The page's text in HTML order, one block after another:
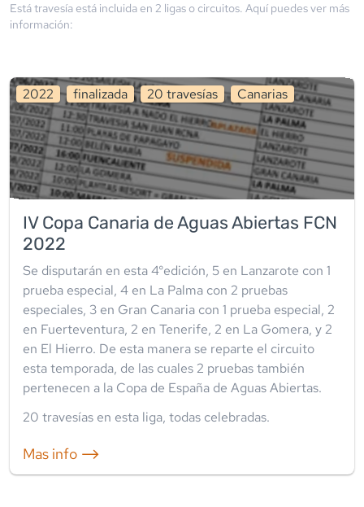
Está travesía está incluida en 2 ligas o circuitos. Aquí puedes ver más
información:
2022 finalizada 20 travesías Canarias
IV Copa Canaria de Aguas Abiertas FCN
2022
Se disputarán en esta 4°edición, 5 en Lanzarote con 1
prueba especial, 4 en La Palma con 2 pruebas
especiales, 3 en Gran Canaria con 1 prueba especial, 2
en Fuerteventura, 2 en Tenerife, 2 en La Gomera, y 2
en El Hierro. De esta manera se reparte el circuito
esta temporada, de las cuales 2 pruebas también
pertenecen a la Copa de España de Aguas Abiertas.
20 travesías en esta liga, todas celebradas.
Mas info ⟶